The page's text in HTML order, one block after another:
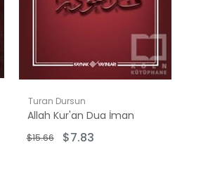
Turan Dursun
Allah Kur'an Dua İman
$7.83
$15.66